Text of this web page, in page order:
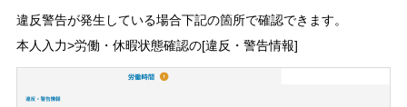
違反警告が発生している場合下記の箇所で確認できます。
本人入力>労働・休暇状態確認の[違反・警告情報]